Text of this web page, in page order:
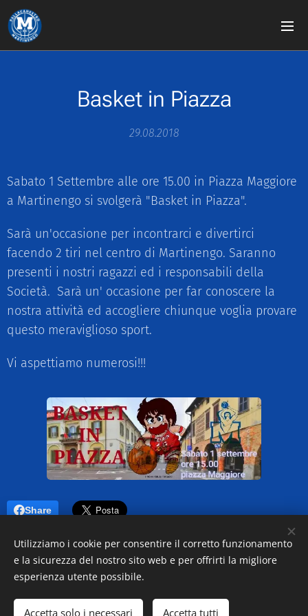
Basket in Piazza
29.08.2018
Sabato 1 Settembre alle ore 15.00 in Piazza Maggiore
a Martinengo si svolgerà "Basket in Piazza".
Sarà un'occasione per incontrarci e divertirci
facendo 2 tiri nel centro di Martinengo. Saranno
presenti i nostri ragazzi ed i responsabili della
Società. Sarà un' occasione per far conoscere la
nostra attività ed accogliere chiunque voglia provare
questo meraviglioso sport.
Vi aspettiamo numerosi!!!
Share
© 2018 Pallacanestro Martinengo
Utilizziamo i cookie per consentire il corretto funzionamento
e la sicurezza del nostro sito web e per offrirti la migliore
esperienza utente possibile.
Accetta solo i necessari Accetta tutti